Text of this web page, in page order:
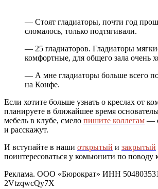
— Стоят гладиаторы, почти год
сломалось, только подтягивали.
— 25 гладиаторов. Гладиаторы
комфортные, для общего зала очень
— А мне гладиаторы больше всего
на Конфе.
Если хотите больше узнать о креслах от
планируете в ближайшее время
мебель в клубе, смело пишите коллегам —
и расскажут.
И вступайте в наши открытый и закрытый
поинтересоваться у комьюнити по поводу
Реклама. ООО «Бюрократ» ИНН
2VtzqwcQy7X